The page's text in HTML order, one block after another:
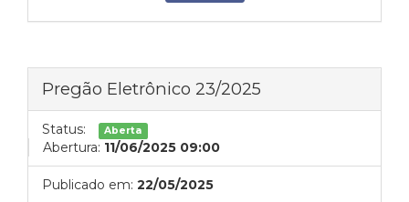
Pregão Eletrônico 23/2025
Status: Aberta
Abertura: 11/06/2025 09:00
Publicado em: 22/05/2025